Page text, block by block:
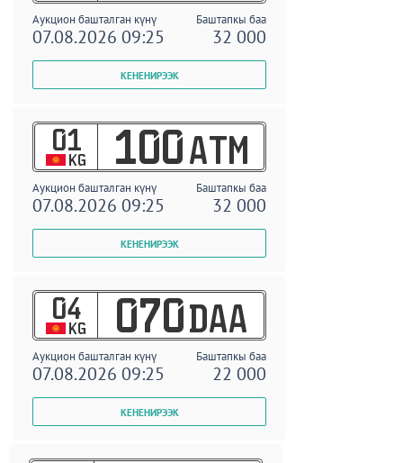
Аукцион башталган күнү Баштапкы баа
07.08.2026 09:25 32 000
01
KG 100 ATM
Аукцион башталган күнү Баштапкы баа
07.08.2026 09:25 32 000
04
KG 070 DAA
Аукцион башталган күнү Баштапкы баа
07.08.2026 09:25 22 000